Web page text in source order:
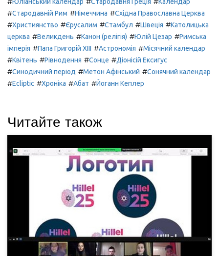
Юліанський календар Стародавня Греція Календар
#Стародавній Рим #Німеччина #Східна Православна Церква
#Християнство #Єрусалим #Стамбул #Швеція #Католицька
церква #Великдень #Канон (релігія) #Юлій Цезар #Римська
імперія #Папа Григорій XIII #Астрономія #Місячний календар
#Квітень #Рівнодення #Сонце #Діонісій Ексигус
#Синодичний період #Метон Афінський #Сонячний календар
#Ecliptic #Хроніка #Абат #Йоганн Кеплер
Читайте також